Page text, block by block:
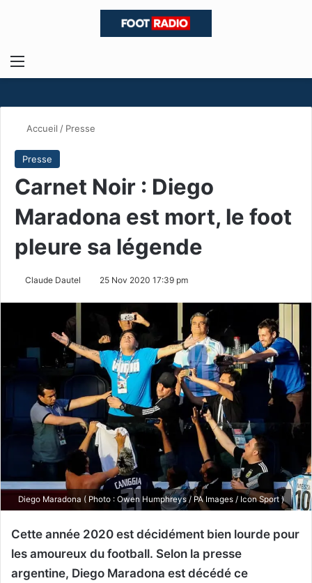
Menu
Accueil / Presse
Presse
Carnet Noir : Diego
Maradona est mort, le foot
pleure sa légende
Claude Dautel 25 Nov 2020 17:39 pm
Diego Maradona ( Photo : Owen Humphreys / PA Images / Icon Sport )
Cette année 2020 est décidément bien lourde pour
les amoureux du football. Selon la presse
argentine, Diego Maradona est décédé ce